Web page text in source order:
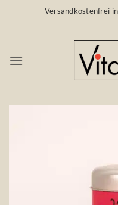
Versandkostenfrei